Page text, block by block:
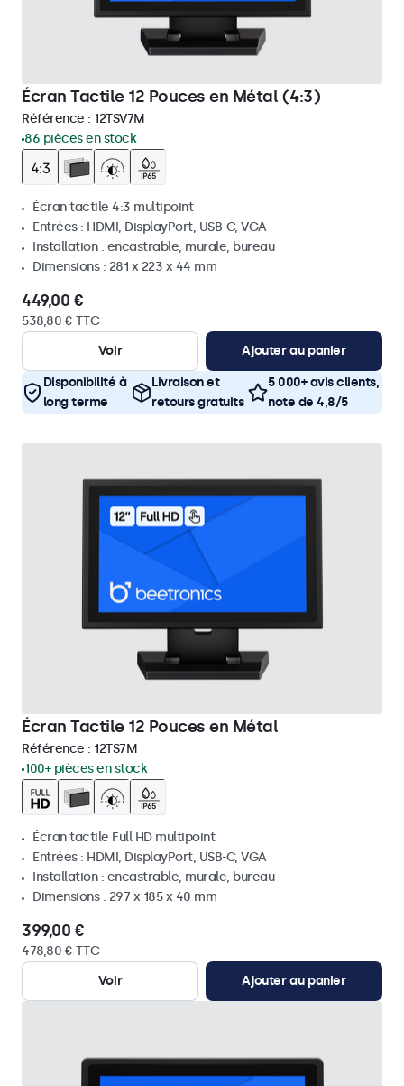
Écran Tactile 12 Pouces en Métal (4:3)
Référence : 12TSV7M
86 pièces en stock
Écran tactile 4:3 multipoint
Entrées : HDMI, DisplayPort, USB-C, VGA
Installation : encastrable, murale, bureau
Dimensions : 281 x 223 x 44 mm
449,00 €
538,80 € TTC
Voir
Ajouter au panier
Disponibilité à
long terme
Livraison et
retours gratuits
5 000+ avis clients,
note de 4,8/5
Écran Tactile 12 Pouces en Métal
Référence : 12TS7M
100+ pièces en stock
Écran tactile Full HD multipoint
Entrées : HDMI, DisplayPort, USB-C, VGA
Installation : encastrable, murale, bureau
Dimensions : 297 x 185 x 40 mm
399,00 €
478,80 € TTC
Voir
Ajouter au panier